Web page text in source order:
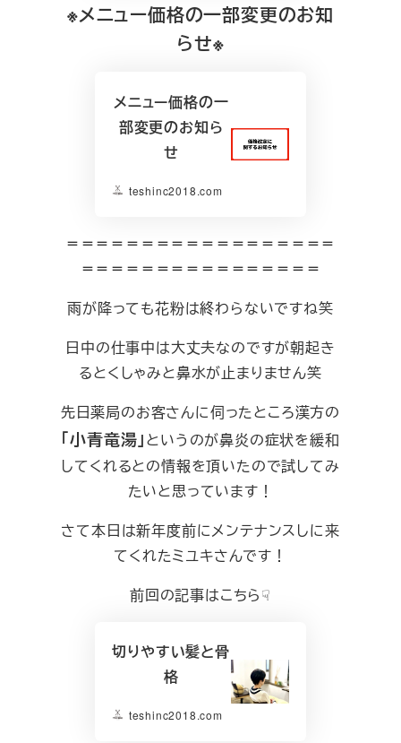
※メニュー価格の一部変更のお知
らせ※
メニュー価格の一
部変更のお知ら
せ
teshinc2018.com
＝＝＝＝＝＝＝＝＝＝＝＝＝＝＝＝＝＝
＝＝＝＝＝＝＝＝＝＝＝＝＝＝＝＝
雨が降っても花粉は終わらないですね笑
日中の仕事中は大丈夫なのですが朝起き
るとくしゃみと鼻水が止まりません笑
先日薬局のお客さんに伺ったところ漢方の
「小青竜湯」というのが鼻炎の症状を緩和
してくれるとの情報を頂いたので試してみ
たいと思っています！
さて本日は新年度前にメンテナンスしに来
てくれたミユキさんです！
前回の記事はこちら☟
切りやすい髪と骨
格
teshinc2018.com